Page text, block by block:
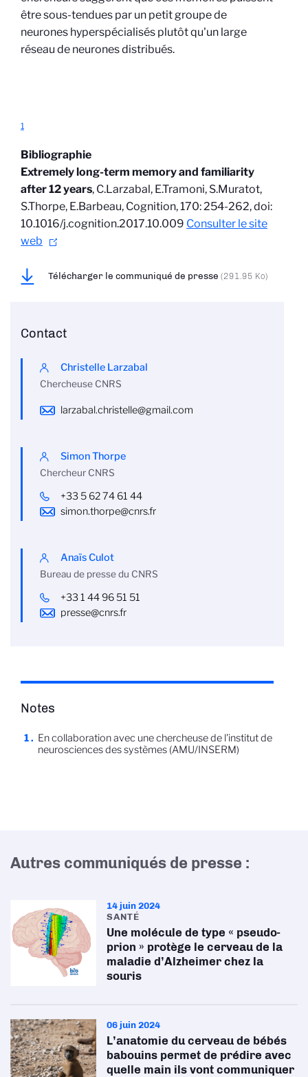
être sous-tendues par un petit groupe de
neurones hyperspécialisés plutôt qu'un large
réseau de neurones distribués.
1
Bibliographie
Extremely long-term memory and familiarity
after 12 years, C.Larzabal, E.Tramoni, S.Muratot,
S.Thorpe, E.Barbeau, Cognition, 170: 254-262, doi:
10.1016/j.cognition.2017.10.009 Consulter le site
web
Télécharger le communiqué de presse (291.95 Ko)
Contact
Christelle Larzabal
Chercheuse CNRS
larzabal.christelle@gmail.com
Simon Thorpe
Chercheur CNRS
+33 5 62 74 61 44
simon.thorpe@cnrs.fr
Anaïs Culot
Bureau de presse du CNRS
+33 1 44 96 51 51
presse@cnrs.fr
Notes
En collaboration avec une chercheuse de l'institut de
neurosciences des systèmes (AMU/INSERM)
Autres communiqués de presse :
14 juin 2024
SANTÉ
Une molécule de type « pseudo-
prion » protège le cerveau de la
maladie d’Alzheimer chez la
souris
06 juin 2024
L’anatomie du cerveau de bébés
babouins permet de prédire avec
quelle main ils vont communiquer